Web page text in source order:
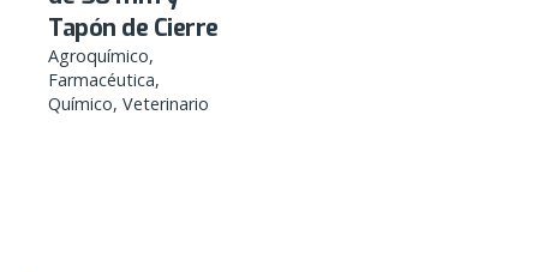
Tapón de Cierre
Agroquímico
Farmacéutica
Químico Veterinario